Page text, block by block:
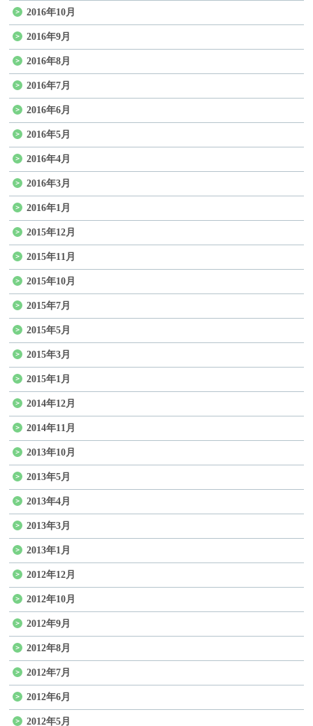
2016年10月
2016年9月
2016年8月
2016年7月
2016年6月
2016年5月
2016年4月
2016年3月
2016年1月
2015年12月
2015年11月
2015年10月
2015年7月
2015年5月
2015年3月
2015年1月
2014年12月
2014年11月
2013年10月
2013年5月
2013年4月
2013年3月
2013年1月
2012年12月
2012年10月
2012年9月
2012年8月
2012年7月
2012年6月
2012年5月